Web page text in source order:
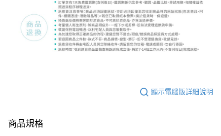
顯示電腦版詳細說明
商品規格